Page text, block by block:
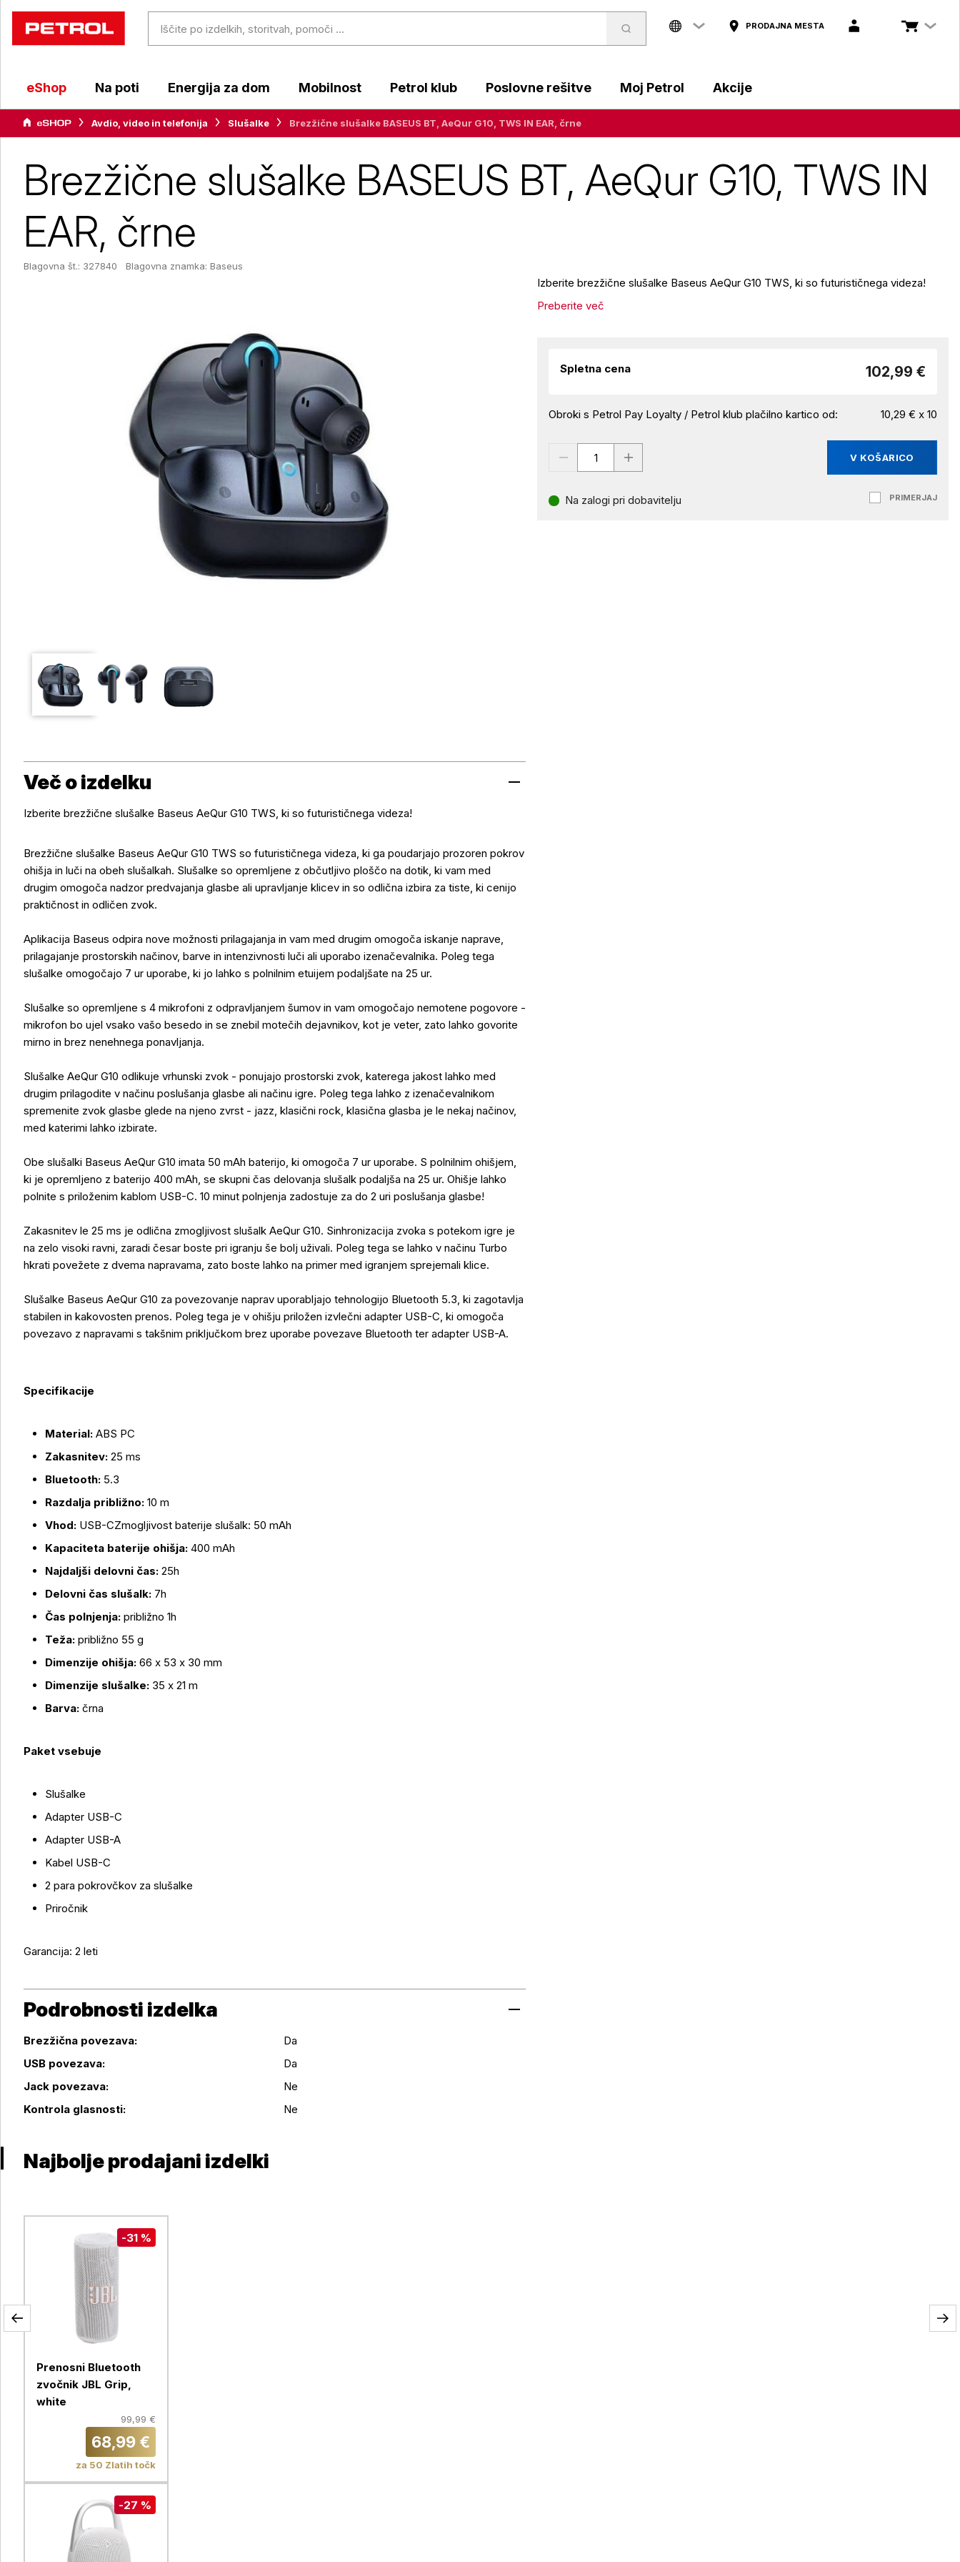
PRODAJNA MESTA
eShop Na poti Energija za dom Mobilnost Petrol klub Poslovne rešitve Moj Petrol Akcije
Avdio, video in telefonija Slušalke Brezžične slušalke BASEUS BT, AeQur G10, TWS IN EAR, črne
Brezžične slušalke BASEUS BT, AeQur G10, TWS IN
EAR, črne
Blagovna št.: 327840 Blagovna znamka: Baseus
Izberite brezžične slušalke Baseus AeQur G10 TWS, ki so futurističnega videza!
Preberite več
Spletna cena 102,99 €
Obroki s Petrol Pay Loyalty / Petrol klub plačilno kartico od: 10,29 € x 10
V KOŠARICO
Na zalogi pri dobavitelju PRIMERJAJ
Več o izdelku
Več o izdelku
Izberite brezžične slušalke Baseus AeQur G10 TWS, ki so futurističnega videza!
Brezžične slušalke Baseus AeQur G10 TWS so futurističnega videza, ki ga poudarjajo prozoren pokrov
ohišja in luči na obeh slušalkah. Slušalke so opremljene z občutljivo ploščo na dotik, ki vam med
drugim omogoča nadzor predvajanja glasbe ali upravljanje klicev in so odlična izbira za tiste, ki cenijo
praktičnost in odličen zvok.
Aplikacija Baseus odpira nove možnosti prilagajanja in vam med drugim omogoča iskanje naprave,
prilagajanje prostorskih načinov, barve in intenzivnosti luči ali uporabo izenačevalnika. Poleg tega
slušalke omogočajo 7 ur uporabe, ki jo lahko s polnilnim etuijem podaljšate na 25 ur.
Slušalke so opremljene s 4 mikrofoni z odpravljanjem šumov in vam omogočajo nemotene pogovore -
mikrofon bo ujel vsako vašo besedo in se znebil motečih dejavnikov, kot je veter, zato lahko govorite
mirno in brez nenehnega ponavljanja.
Slušalke AeQur G10 odlikuje vrhunski zvok - ponujajo prostorski zvok, katerega jakost lahko med
drugim prilagodite v načinu poslušanja glasbe ali načinu igre. Poleg tega lahko z izenačevalnikom
spremenite zvok glasbe glede na njeno zvrst - jazz, klasični rock, klasična glasba je le nekaj načinov,
med katerimi lahko izbirate.
Obe slušalki Baseus AeQur G10 imata 50 mAh baterijo, ki omogoča 7 ur uporabe. S polnilnim ohišjem,
ki je opremljeno z baterijo 400 mAh, se skupni čas delovanja slušalk podaljša na 25 ur. Ohišje lahko
polnite s priloženim kablom USB-C. 10 minut polnjenja zadostuje za do 2 uri poslušanja glasbe!
Zakasnitev le 25 ms je odlična zmogljivost slušalk AeQur G10. Sinhronizacija zvoka s potekom igre je
na zelo visoki ravni, zaradi česar boste pri igranju še bolj uživali. Poleg tega se lahko v načinu Turbo
hkrati povežete z dvema napravama, zato boste lahko na primer med igranjem sprejemali klice.
Slušalke Baseus AeQur G10 za povezovanje naprav uporabljajo tehnologijo Bluetooth 5.3, ki zagotavlja
stabilen in kakovosten prenos. Poleg tega je v ohišju priložen izvlečni adapter USB-C, ki omogoča
povezavo z napravami s takšnim priključkom brez uporabe povezave Bluetooth ter adapter USB-A.
Specifikacije
Material: ABS PC
Zakasnitev: 25 ms
Bluetooth: 5.3
Razdalja približno: 10 m
Vhod: USB-CZmogljivost baterije slušalk: 50 mAh
Kapaciteta baterije ohišja: 400 mAh
Najdaljši delovni čas: 25h
Delovni čas slušalk: 7h
Čas polnjenja: približno 1h
Teža: približno 55 g
Dimenzije ohišja: 66 x 53 x 30 mm
Dimenzije slušalke: 35 x 21 m
Barva: črna
Paket vsebuje
Slušalke
Adapter USB-C
Adapter USB-A
Kabel USB-C
2 para pokrovčkov za slušalke
Priročnik
Garancija: 2 leti
Podrobnosti izdelka
Podrobnosti izdelka
Brezžična povezava:
Da
USB povezava:
Da
Jack povezava:
Ne
Kontrola glasnosti:
Ne
Najbolje prodajani izdelki
-31 %
Prenosni Bluetooth
zvočnik JBL Grip,
white
99,99 €
68,99 €
za 50 Zlatih točk
-27 %